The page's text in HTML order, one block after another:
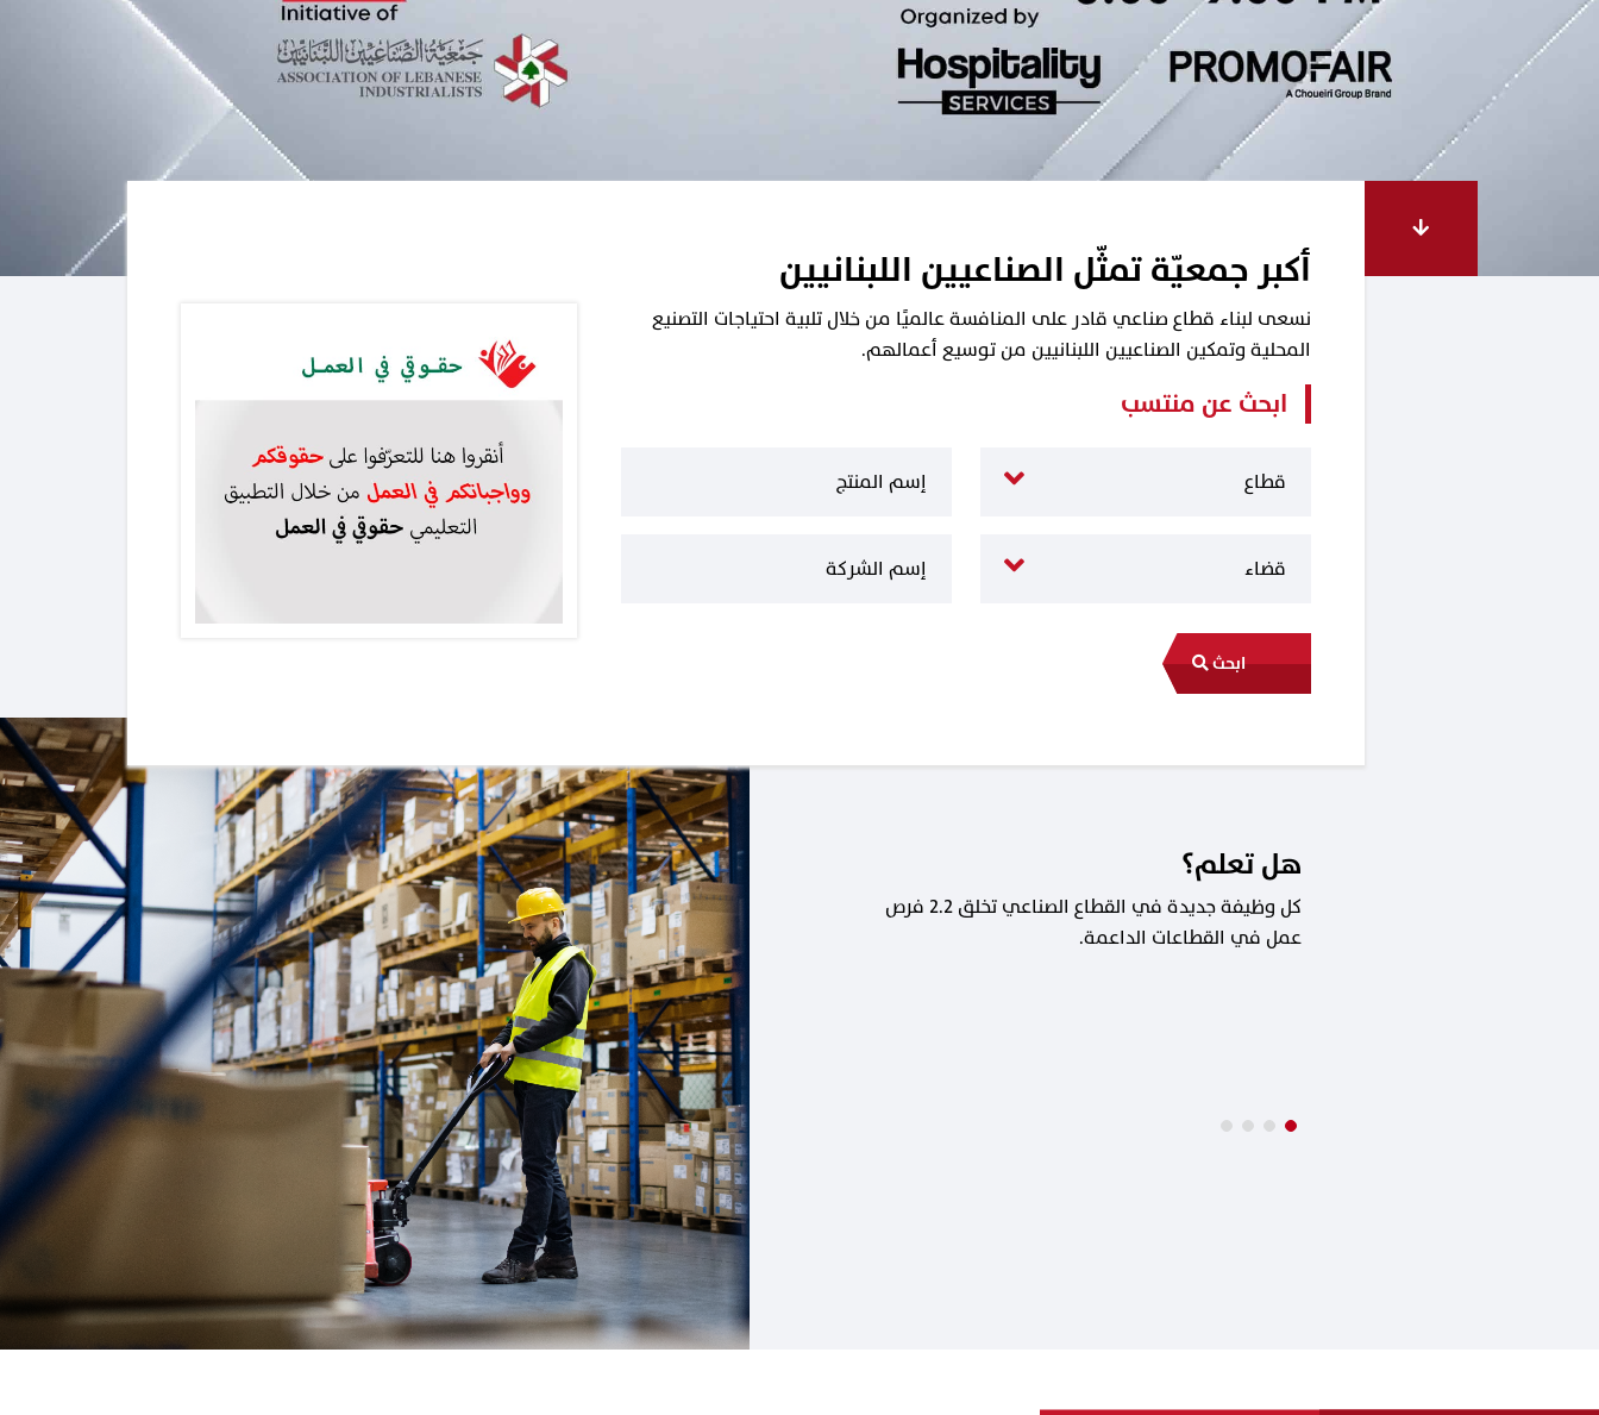
أكبر جمعيّة تمثّل الصناعيين اللبنانيين
نسعى لبناء قطاع صناعي قادر على المنافسة عالميًا من خلال تلبية احتياجات التصنيع
المحلية وتمكين الصناعيين اللبنانيين من توسيع أعمالهم.
ابحث عن منتسب
ابحث
هل تعلم؟
كل وظيفة جديدة في القطاع الصناعي تخلق 2.2 فرص
عمل في القطاعات الداعمة.